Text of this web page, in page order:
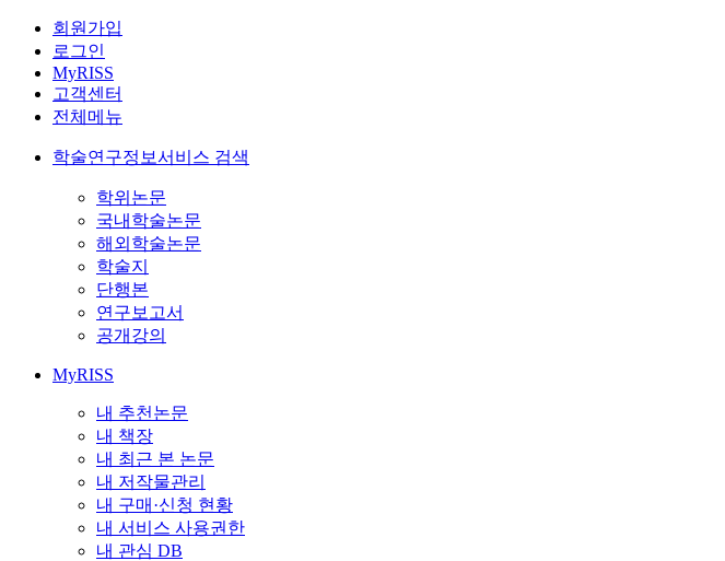
회원가입
로그인
MyRISS
고객센터
전체메뉴
학술연구정보서비스 검색
학위논문
국내학술논문
해외학술논문
학술지
단행본
연구보고서
공개강의
MyRISS
내 추천논문
내 책장
내 최근 본 논문
내 저작물관리
내 구매·신청 현황
내 서비스 사용권한
내 관심 DB